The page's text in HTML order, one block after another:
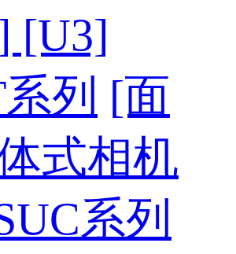
[U3]
列 [面
式相机
系列